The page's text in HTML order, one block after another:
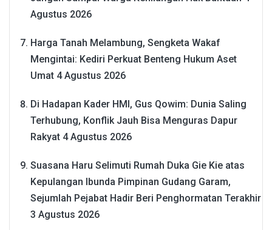
Agustus 2026
Harga Tanah Melambung, Sengketa Wakaf
Mengintai: Kediri Perkuat Benteng Hukum Aset
Umat 4 Agustus 2026
Di Hadapan Kader HMI, Gus Qowim: Dunia Saling
Terhubung, Konflik Jauh Bisa Menguras Dapur
Rakyat 4 Agustus 2026
Suasana Haru Selimuti Rumah Duka Gie Kie atas
Kepulangan Ibunda Pimpinan Gudang Garam,
Sejumlah Pejabat Hadir Beri Penghormatan Terakhir
3 Agustus 2026